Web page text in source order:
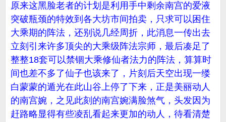
原来这黑脸老者的计划是利用手中剩余南宫的爱液
突破瓶颈的特效到各大坊市间拍卖，只求可以困住
大乘期的阵法，还别说几经周折，此消息一传出去
立刻引来许多顶尖的大乘级阵法宗师，最后凑足了
整整18套可以禁锢大乘修仙者法力的阵法，算算时
间也差不多了仙子也该来了，片刻后天空出现一缕
白蒙蒙的遁光在此山谷上停了下来，正是美丽动人
的南宫婉，之见此刻的南宫婉满脸煞气，头发因为
赶路略显得有些凌乱看起来更加的动人，待看清楚